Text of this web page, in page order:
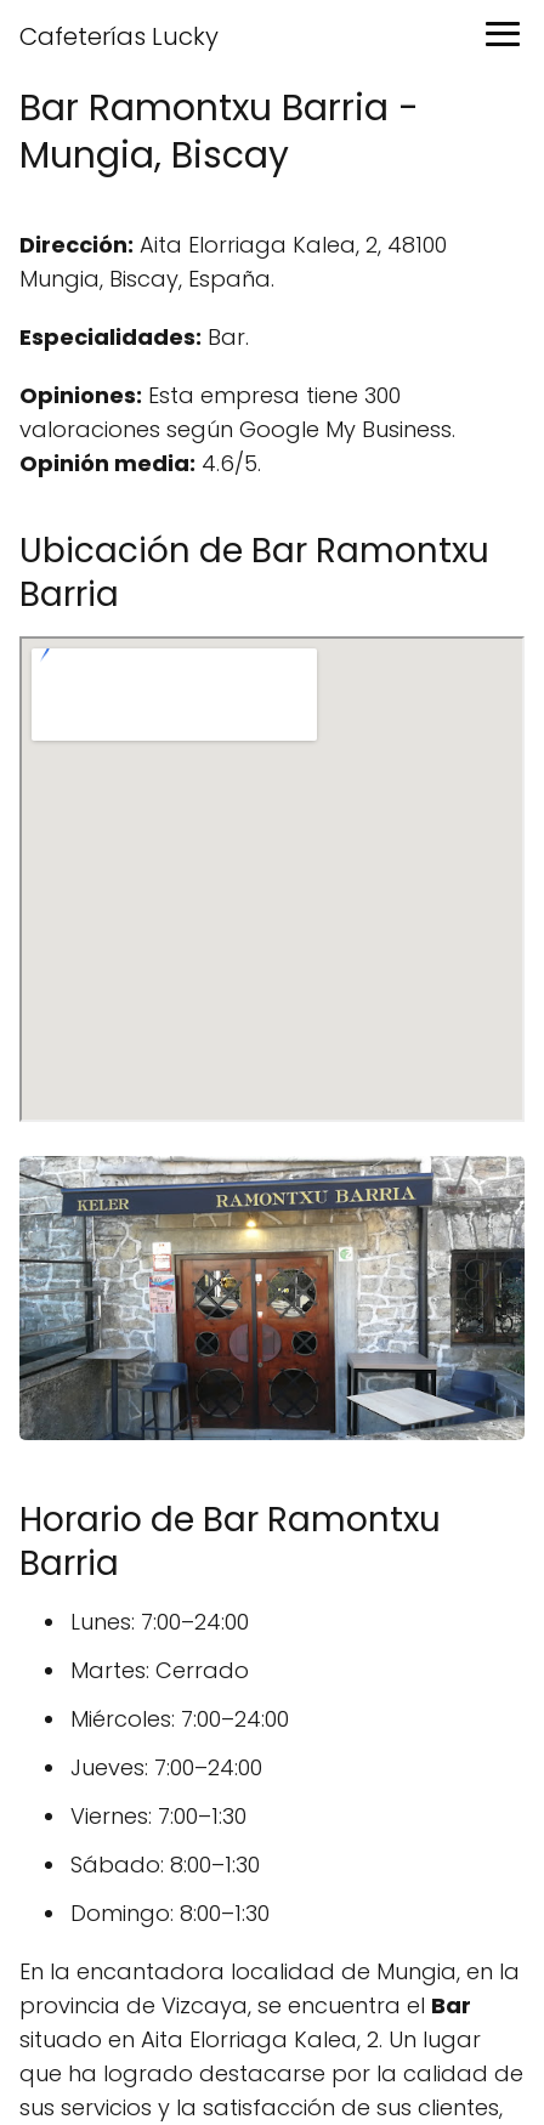
Cafeterías Lucky
Bar Ramontxu Barria -
Mungia, Biscay
Dirección: Aita Elorriaga Kalea, 2, 48100
Mungia, Biscay, España.
Especialidades: Bar.
Opiniones: Esta empresa tiene 300
valoraciones según Google My Business.
Opinión media: 4.6/5.
Ubicación de Bar Ramontxu
Barria
Horario de Bar Ramontxu
Barria
Lunes: 7:00–24:00
Martes: Cerrado
Miércoles: 7:00–24:00
Jueves: 7:00–24:00
Viernes: 7:00–1:30
Sábado: 8:00–1:30
Domingo: 8:00–1:30
En la encantadora localidad de Mungia, en la
provincia de Vizcaya, se encuentra el Bar
situado en Aita Elorriaga Kalea, 2. Un lugar
que ha logrado destacarse por la calidad de
sus servicios y la satisfacción de sus clientes,